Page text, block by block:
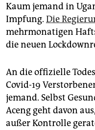
Kaum jemand in
Impfung. Die
mehrmonatigen
die neuen
An die offizielle
Covid-19
jemand. Selbst
Aceng geht davon
außer Kontrolle